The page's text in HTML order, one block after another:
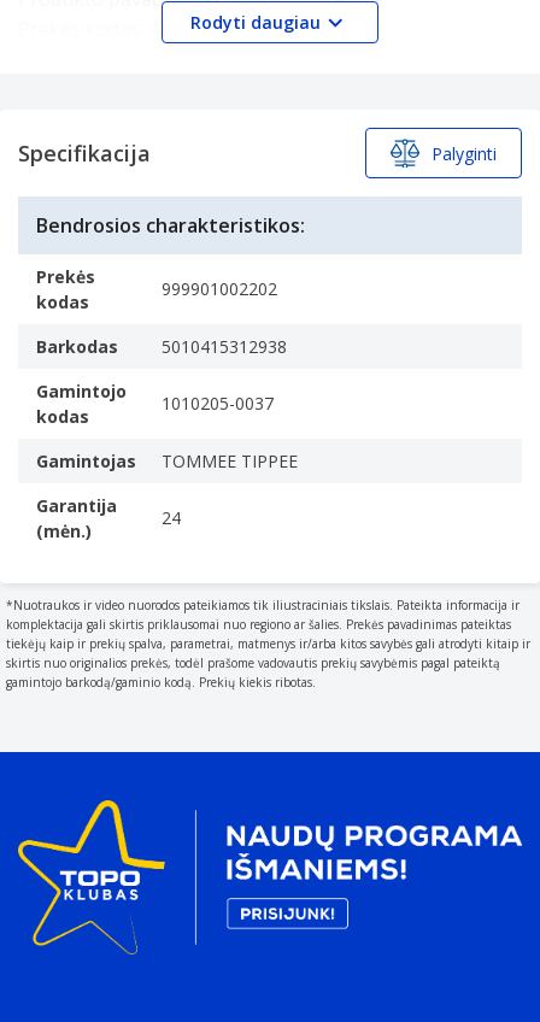
43129341
Savybės
The sub-category of the product.
Produkto spalva
The colour e.g. red
Juoda
The amount of bottles that can be put in the device.
1 buteliai
Rodyti daugiau
Specifikacija Palyginti
Bendrosios charakteristikos:
Prekės
kodas
999901002202
Barkodas
5010415312938
Gamintojo
kodas
1010205-0037
Gamintojas
TOMMEE TIPPEE
Garantija
(mėn.)
24
*Nuotraukos ir video nuorodos pateikiamos tik iliustraciniais tikslais. Pateikta informacija ir
komplektacija gali skirtis priklausomai nuo regiono ar šalies. Prekės pavadinimas pateiktas
tiekėjų kaip ir prekių spalva, parametrai, matmenys ir/arba kitos savybės gali atrodyti kitaip ir
skirtis nuo originalios prekės, todėl prašome vadovautis prekių savybėmis pagal pateiktą
gamintojo barkodą/gaminio kodą. Prekių kiekis ribotas.